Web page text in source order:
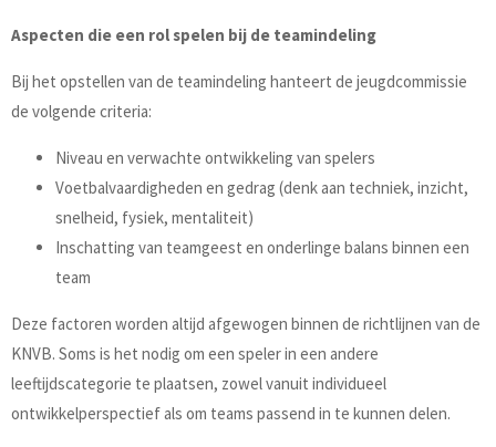
Aspecten die een rol spelen bij de teamindeling
Bij het opstellen van de teamindeling hanteert de jeugdcommissie
de volgende criteria:
Niveau en verwachte ontwikkeling van spelers
Voetbalvaardigheden en gedrag (denk aan techniek, inzicht,
snelheid, fysiek, mentaliteit)
Inschatting van teamgeest en onderlinge balans binnen een
team
Deze factoren worden altijd afgewogen binnen de richtlijnen van de
KNVB. Soms is het nodig om een speler in een andere
leeftijdscategorie te plaatsen, zowel vanuit individueel
ontwikkelperspectief als om teams passend in te kunnen delen.